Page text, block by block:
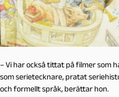
– Vi har också tittat på filmer som
som serietecknare, pratat
och formellt språk, berättar hon.